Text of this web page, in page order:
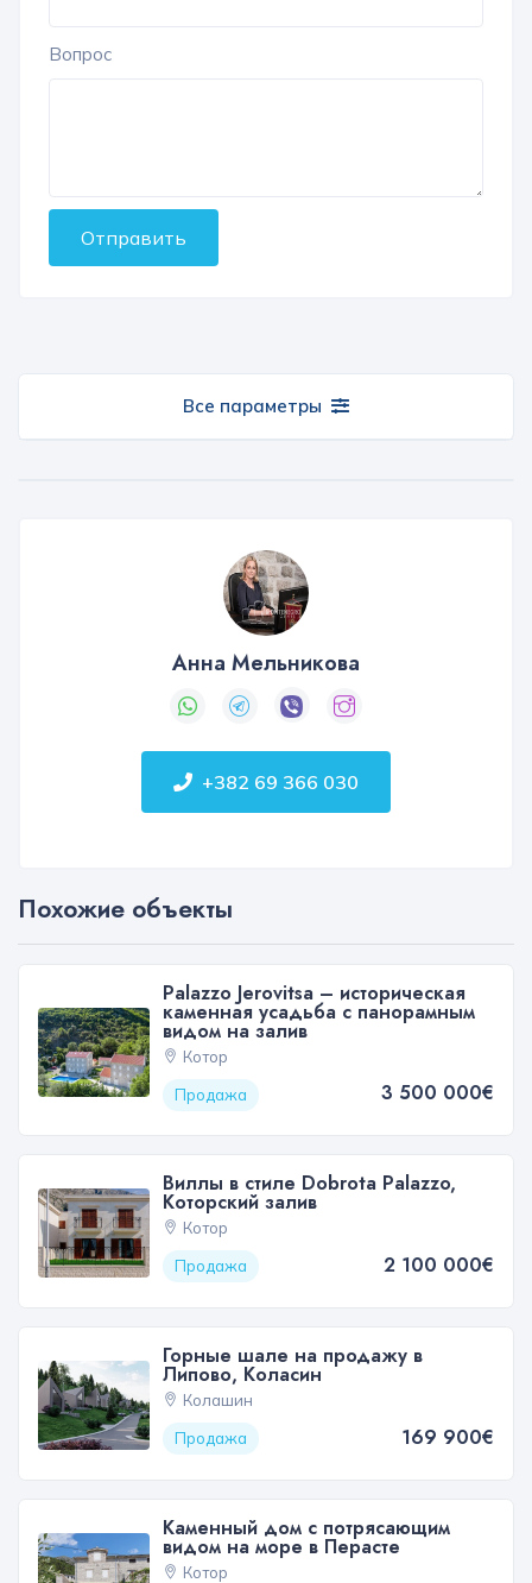
Вопрос
Отправить
Все параметры
Анна Мельникова
+382 69 366 030
Похожие объекты
Palazzo Jerovitsa – историческая
каменная усадьба с панорамным
видом на залив
Котор
Продажа
3 500 000€
Виллы в стиле Dobrota Palazzo,
Которский залив
Котор
Продажа
2 100 000€
Горные шале на продажу в
Липово, Коласин
Колашин
Продажа
169 900€
Каменный дом с потрясающим
видом на море в Перасте
Котор